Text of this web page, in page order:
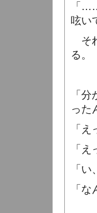
「
呟い
そ
る。
「
った
「
「
「
「